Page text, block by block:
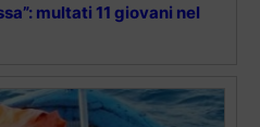
multati 11 giovani nel